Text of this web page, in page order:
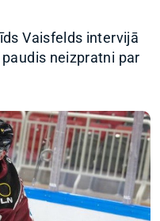
Vaisfelds intervijā
neizpratni par